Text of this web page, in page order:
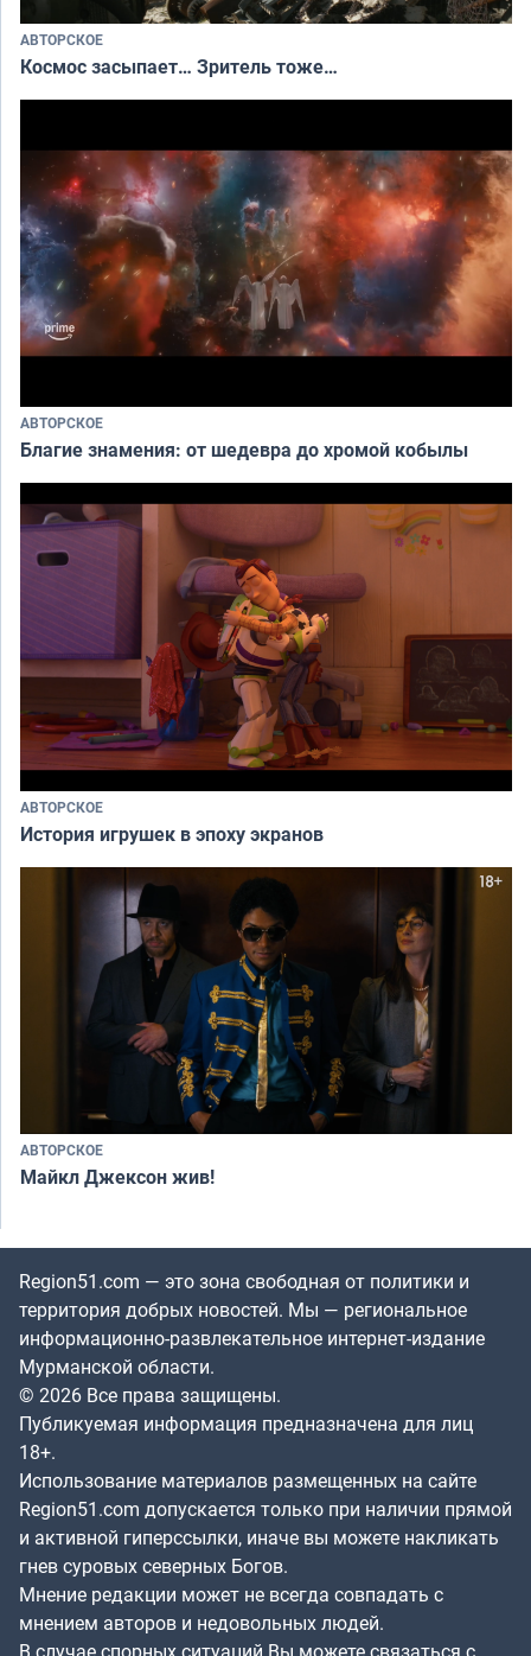
АВТОРСКОЕ
Космос засыпает… Зритель тоже…
АВТОРСКОЕ
Благие знамения: от шедевра до хромой кобылы
АВТОРСКОЕ
История игрушек в эпоху экранов
АВТОРСКОЕ
Майкл Джексон жив!
Region51.com — это зона свободная от политики и
территория добрых новостей. Мы — региональное
информационно-развлекательное интернет-издание
Мурманской области.
© 2026 Все права защищены.
Публикуемая информация предназначена для лиц
18+.
Использование материалов размещенных на сайте
Region51.com допускается только при наличии прямой
и активной гиперссылки, иначе вы можете накликать
гнев суровых северных Богов.
Мнение редакции может не всегда совпадать с
мнением авторов и недовольных людей.